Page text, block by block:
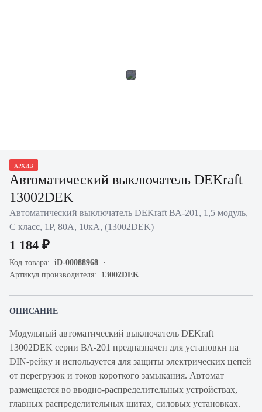
АРХИВ
Автоматический выключатель DEKraft
13002DEK
Автоматический выключатель DEKraft ВА-201, 1,5 модуль,
C класс, 1P, 80А, 10кА, (13002DEK)
1 184 ₽
Код товара: iD-00088968
Артикул производителя: 13002DEK
ОПИСАНИЕ
Модульный автоматический выключатель DEKraft
13002DEK серии ВА-201 предназначен для установки на
DIN-рейку и используется для защиты электрических цепей
от перегрузок и токов короткого замыкания. Автомат
размещается во вводно-распределительных устройствах,
главных распределительных щитах, силовых установках.